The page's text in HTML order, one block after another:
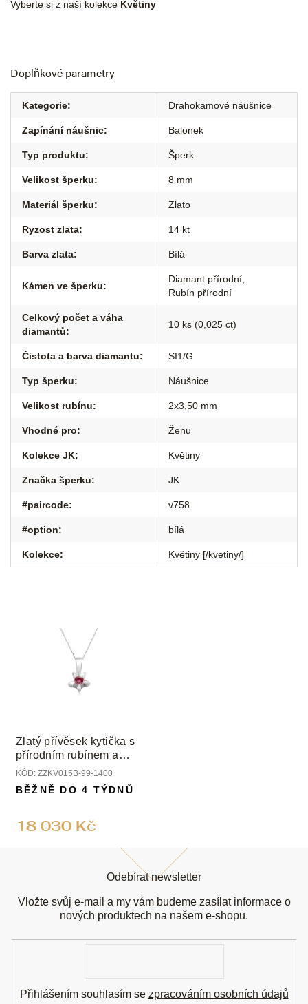
Vyberte si z naší kolekce Květiny
Doplňkové parametry
Kategorie: Drahokamové náušnice
Zapínání náušnic: Balonek
Typ produktu: Šperk
Velikost šperku: 8 mm
Materiál šperku: Zlato
Ryzost zlata: 14 kt
Barva zlata: Bílá
Kámen ve šperku:
Diamant přírodní
Rubín přírodní
Celkový počet a váha
diamantů:
10 ks (0,025 ct)
Čistota a barva diamantu: SI1/G
Typ šperku: Náušnice
Velikost rubínu: 2x3,50 mm
Vhodné pro: Ženu
Kolekce JK: Květiny
Značka šperku: JK
#paircode: v758
#option: bílá
Kolekce: Květiny [/kvetiny/]
Zlatý přívěsek kytička s
přírodním rubínem a
diamanty
KÓD: ZZKV015B-99-1400
18 030 Kč
BĚŽNĚ DO 4 TÝDNŮ
Odebírat newsletter
Vložte svůj e-mail a my vám budeme zasílat informace o
nových produktech na našem e-shopu.
Přihlášením souhlasím se zpracováním osobních údajů